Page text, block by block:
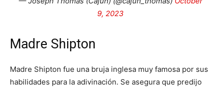
9, 2023
Madre Shipton
Madre Shipton fue una bruja inglesa muy famosa por sus
habilidades para la adivinación. Se asegura que predijo